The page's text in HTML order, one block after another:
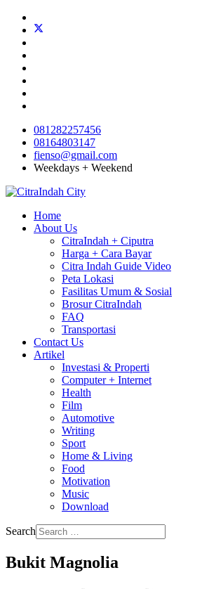
081282257456
08164803147
fienso@gmail.com
Weekdays + Weekend
Home
About Us
CitraIndah + Ciputra
Harga + Cara Bayar
Citra Indah Guide Video
Peta Lokasi
Fasilitas Umum & Sosial
Brosur CitraIndah
FAQ
Transportasi
Contact Us
Artikel
Investasi & Properti
Computer + Internet
Health
Film
Automotive
Writing
Sport
Home & Living
Food
Motivation
Music
Download
Search
Bukit Magnolia